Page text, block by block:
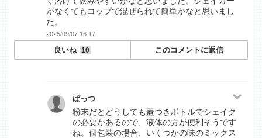
がなくてもコップで混ぜられて簡単かなと思いまし
た。
2025/09/07 16:17
良いね 10 このコメントに返信
ぱっつ
粉末だとどうしても蓋つきボトルでシェイク
の必要があるので、液体の方が便利そうです
ね。個包装の場合、いくつかの味のミックス